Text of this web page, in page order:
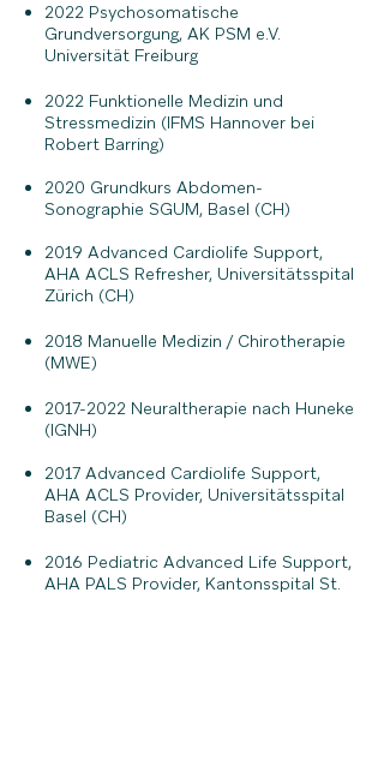
2022 Psychosomatische
Grundversorgung, AK PSM e.V.
Universität Freiburg
2022 Funktionelle Medizin und
Stressmedizin (IFMS Hannover bei
Robert Barring)
2020 Grundkurs Abdomen-
Sonographie SGUM, Basel (CH)
2019 Advanced Cardiolife Support,
AHA ACLS Refresher, Universitätsspital
Zürich (CH)
2018 Manuelle Medizin / Chirotherapie
(MWE)
2017-2022 Neuraltherapie nach Huneke
(IGNH)
2017 Advanced Cardiolife Support,
AHA ACLS Provider, Universitätsspital
Basel (CH)
2016 Pediatric Advanced Life Support,
AHA PALS Provider, Kantonsspital St.